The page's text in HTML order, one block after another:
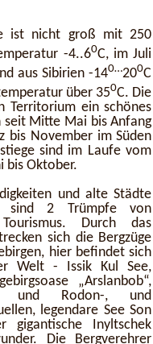
ist nicht groß mit 250
-4..60C, im Juli
aus Sibirien -140…200C
über 350C. Die
Territorium ein schönes
seit Mitte Mai bis Anfang
bis November im Süden
sind im Laufe vom
bis Oktober.
und alte Städte
sind 2 Trümpfe von
Durch das
sich die Bergzüge
hier befindet sich
Welt - Issik Kul See,
„Arslanbob“,
und Rodon-, und
legendare See Son
gigantische Inyltschek
Die Bergverehrer